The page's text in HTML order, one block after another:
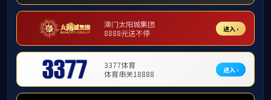
下一篇：